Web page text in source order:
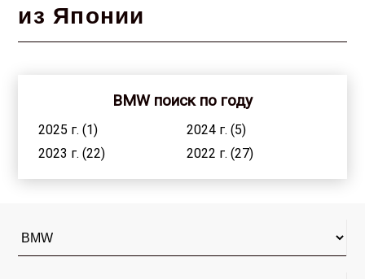
из Японии
BMW поиск по году
2025 г. (1)
2024 г. (5)
2023 г. (22)
2022 г. (27)
2021 г. (4)
2020 г. (33)